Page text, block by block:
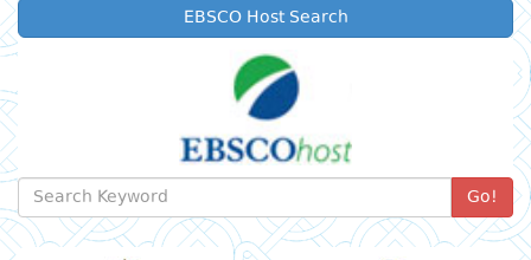
EBSCO Host Search
Go!